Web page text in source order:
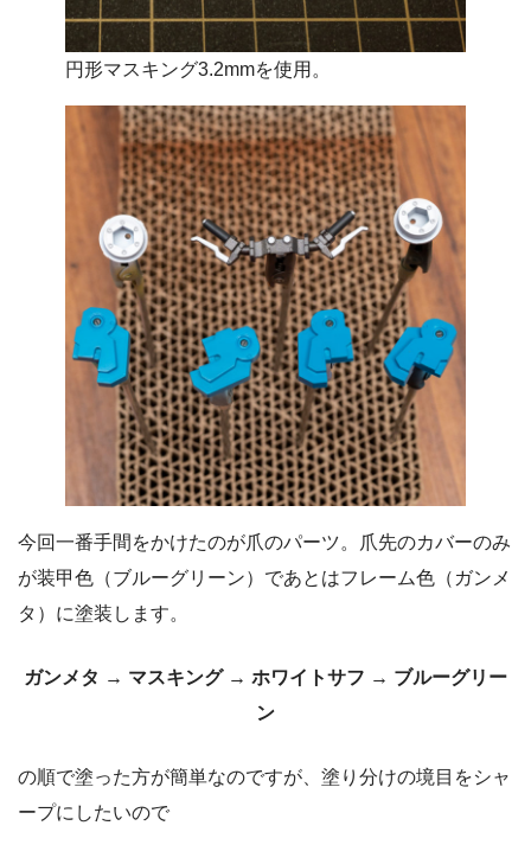
円形マスキング3.2mmを使用。
今回一番手間をかけたのが爪のパーツ。爪先のカバーのみ
が装甲色（ブルーグリーン）であとはフレーム色（ガンメ
タ）に塗装します。
ガンメタ → マスキング → ホワイトサフ → ブルーグリー
ン
の順で塗った方が簡単なのですが、塗り分けの境目をシャ
ープにしたいので